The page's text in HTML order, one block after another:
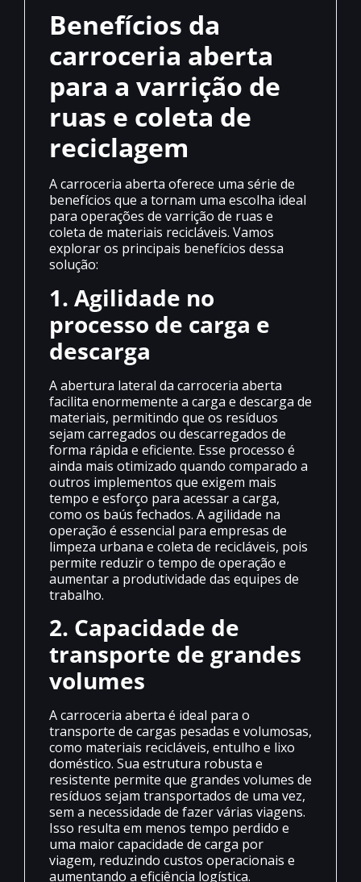
Benefícios da
carroceria aberta
para a varrição de
ruas e coleta de
reciclagem
A carroceria aberta oferece uma série de
benefícios que a tornam uma escolha ideal
para operações de varrição de ruas e
coleta de materiais recicláveis. Vamos
explorar os principais benefícios dessa
solução:
1. Agilidade no
processo de carga e
descarga
A abertura lateral da carroceria aberta
facilita enormemente a carga e descarga de
materiais, permitindo que os resíduos
sejam carregados ou descarregados de
forma rápida e eficiente. Esse processo é
ainda mais otimizado quando comparado a
outros implementos que exigem mais
tempo e esforço para acessar a carga,
como os baús fechados. A agilidade na
operação é essencial para empresas de
limpeza urbana e coleta de recicláveis, pois
permite reduzir o tempo de operação e
aumentar a produtividade das equipes de
trabalho.
2. Capacidade de
transporte de grandes
volumes
A carroceria aberta é ideal para o
transporte de cargas pesadas e volumosas,
como materiais recicláveis, entulho e lixo
doméstico. Sua estrutura robusta e
resistente permite que grandes volumes de
resíduos sejam transportados de uma vez,
sem a necessidade de fazer várias viagens.
Isso resulta em menos tempo perdido e
uma maior capacidade de carga por
viagem, reduzindo custos operacionais e
aumentando a eficiência logística.